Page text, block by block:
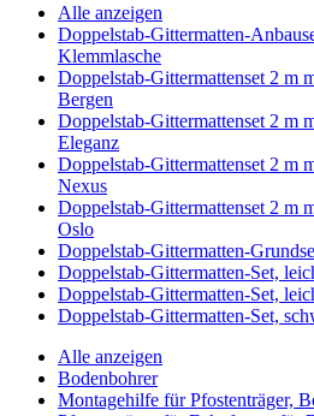
Alle anzeigen
Doppelstab-Gittermatten-
Klemmlasche
Doppelstab-Gittermattenset 2 m
Bergen
Doppelstab-Gittermattenset 2 m
Eleganz
Doppelstab-Gittermattenset 2 m
Nexus
Doppelstab-Gittermattenset 2 m
Oslo
Doppelstab-Gittermatten-
Doppelstab-Gittermatten-Set,
Doppelstab-Gittermatten-Set,
Doppelstab-Gittermatten-Set,
Alle anzeigen
Bodenbohrer
Montagehilfe für Pfostenträger,